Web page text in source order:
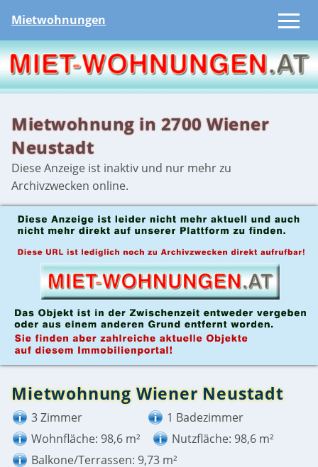
Mietwohnungen
Mietwohnung in 2700 Wiener
Neustadt
Diese Anzeige ist inaktiv und nur mehr zu
Archivzwecken online.
Mietwohnung Wiener Neustadt
3 Zimmer
1 Badezimmer
Wohnfläche: 98,6 m²
Nutzfläche: 98,6 m²
Balkone/Terrassen: 9,73 m²